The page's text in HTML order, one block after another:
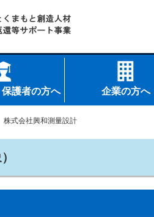
護者の方へ 企業の方へ
式会社興和測量設計